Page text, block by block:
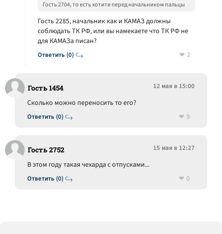
Ответить (0)
Гость 2704, то есть хотите перед начальником пальцы
по растопырить??? Как думаете начальник заценит
такой юмор...?
Гость 2285, начальник как и КАМАЗ должны
соблюдать ТК РФ, или вы намекаете что ТК РФ не
для КАМАЗа писан?
2
Гость 1454 12 мая в 15:00
Ответить (0)
Сколько можно переносить то его?
9
Гость 2752 15 мая в 12:27
Ответить (0)
В этом году такая чехарда с отпусками...
0